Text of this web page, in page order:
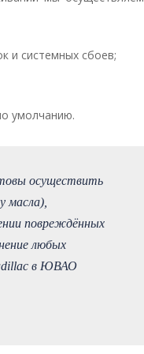
и системных сбоев;
умолчанию.
осуществить
масла),
повреждённых
любых
в ЮВАО